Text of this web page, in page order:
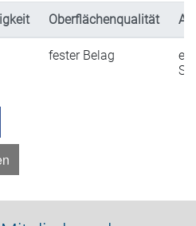
Oberflächenqualität
fester Belag